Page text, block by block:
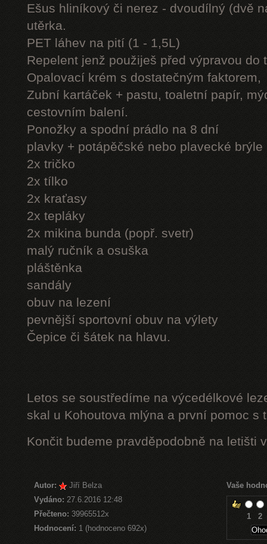
Ešus hliníkový či nerez - dvoudílný (dvě
utěrka.
PET láhev na pití (1 - 1,5L)
Repelent jenž použiješ před výpravou do
Opalovací krém s dostatečným faktorem,
Zubní kartáček + pastu, toaletní papír,
cestovním balení.
Ponožky a spodní prádlo na 8 dní
plavky + potápěčské nebo plavecké brýle
2x tričko
2x tílko
2x kraťasy
2x tepláky
2x mikina bunda (popř. svetr)
malý ručník a osuška
pláštěnka
sandály
obuv na lezení
pevnější sportovní obuv na výlety
Čepice či šátek na hlavu.
Letos se soustředíme na výcedélkové
skal u Kohoutova mlýna a první pomoc s
Končit budeme pravděpodobně na letišti
Autor:
Jiří Belza
Vydáno: 27.6.2016 12:48
Přečteno:39965512x
Hodnocení: 1 (hodnoceno 692x)
Vaše
1 2